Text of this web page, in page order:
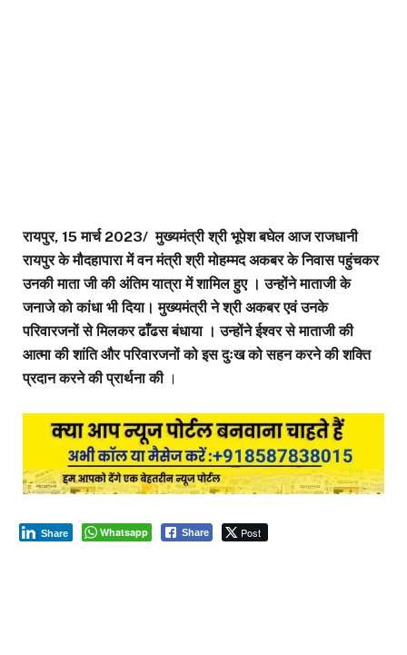
रायपुर, 15 मार्च 2023/ मुख्यमंत्री श्री भूपेश बघेल आज राजधानी
रायपुर के मौदहापारा में वन मंत्री श्री मोहम्मद अकबर के निवास पहुंचकर
उनकी माता जी की अंतिम यात्रा में शामिल हुए । उन्होंने माताजी के
जनाजे को कांधा भी दिया। मुख्यमंत्री ने श्री अकबर एवं उनके
परिवारजनों से मिलकर ढाँढस बंधाया । उन्होंने ईश्वर से माताजी की
आत्मा की शांति और परिवारजनों को इस दुःख को सहन करने की शक्ति
प्रदान करने की प्रार्थना की।
Whatsapp Share Post
Share